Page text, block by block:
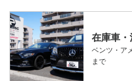
在庫車・
ベンツ・ア
まで